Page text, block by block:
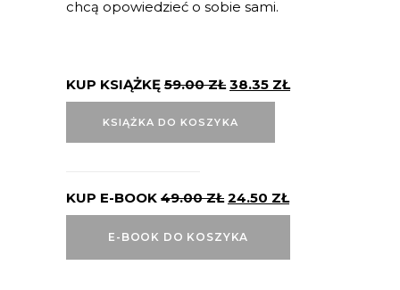
chcą opowiedzieć o sobie sami.
KUP KSIĄŻKĘ 59.00ZŁ 38.35 ZŁ
KSIĄŻKA DO KOSZYKA
KUP E-BOOK 49.00ZŁ 24.50 ZŁ
E-BOOK DO KOSZYKA